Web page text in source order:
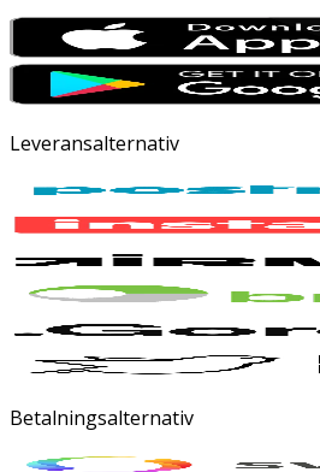
Leveransalternativ
Betalningsalternativ